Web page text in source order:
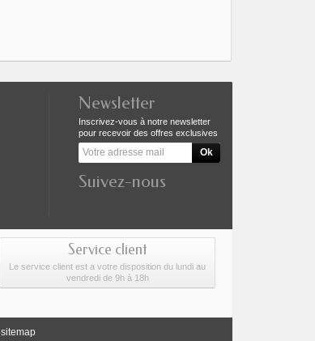
Newsletter
Inscrivez-vous à notre newsletter
pour recevoir des offres exclusives
Suivez-nous
Service client
Le service client est a votre disposition du lundi au
vendredi de 9h à 18h
sitemap